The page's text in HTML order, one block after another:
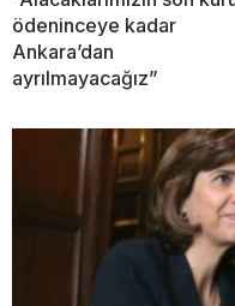
ödeninceye kadar
Ankara’dan
ayrılmayacağız”